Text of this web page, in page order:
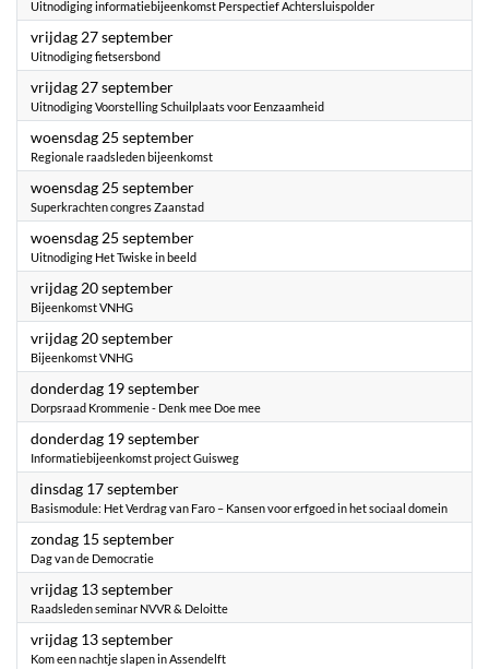
Uitnodiging informatiebijeenkomst Perspectief Achtersluispolder
vrijdag 27 september2024
Uitnodiging fietsersbond
vrijdag 27 september2024
Uitnodiging Voorstelling Schuilplaats voor Eenzaamheid
woensdag 25 september2024
Regionale raadsleden bijeenkomst
woensdag 25 september2024
Superkrachten congres Zaanstad
woensdag 25 september2024
Uitnodiging Het Twiske in beeld
vrijdag 20 september2024
Bijeenkomst VNHG
vrijdag 20 september2024
Bijeenkomst VNHG
donderdag 19 september2024
Dorpsraad Krommenie - Denk mee Doe mee
donderdag 19 september2024
Informatiebijeenkomst project Guisweg
dinsdag 17 september2024
Basismodule: Het Verdrag van Faro – Kansen voor erfgoed in het sociaal domein
zondag 15 september2024
Dag van de Democratie
vrijdag 13 september2024
Raadsleden seminar NVVR & Deloitte
vrijdag 13 september2024
Kom een nachtje slapen in Assendelft